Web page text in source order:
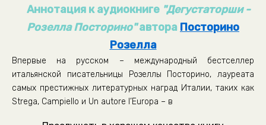
Аннотация к аудиокниге "Дегустаторши -
Розелла Посторино"автора Посторино
Розелла
Впервые на русском – международный бестселлер
итальянской писательницы Розеллы Посторино, лауреата
самых престижных литературных наград Италии, таких как
Strega, Campiello и Un autore l’Europa – в